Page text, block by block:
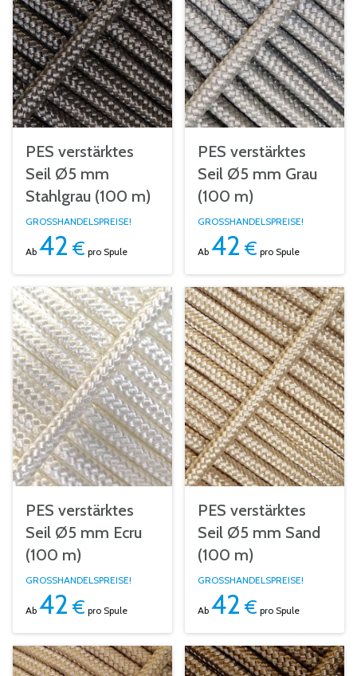
PES verstärktes
Seil Ø5 mm
Stahlgrau (100 m)
GROSSHANDELSPREISE!
Ab 42 € pro Spule
PES verstärktes
Seil Ø5 mm Grau
(100 m)
GROSSHANDELSPREISE!
Ab 42 € pro Spule
PES verstärktes
Seil Ø5 mm Ecru
(100 m)
GROSSHANDELSPREISE!
Ab 42 € pro Spule
PES verstärktes
Seil Ø5 mm Sand
(100 m)
GROSSHANDELSPREISE!
Ab 42 € pro Spule